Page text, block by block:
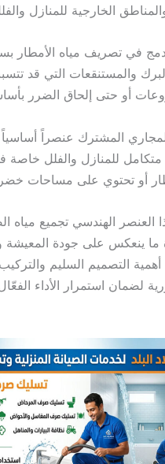
الخارجية للمنازل
في تصريف مياه الأمطار
والمستنقعات التي قد
أو حتى إلحاق الضرر
المشترك عنصراً
للمنازل والفلل خاصة
أو تحتوي على مساحات
العنصر الهندسي تجميع مياه
ما ينعكس على جودة المعيشة
أهمية التصميم السليم
لضمان استمرار الأداء